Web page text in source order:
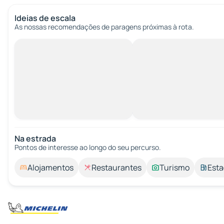
Ideias de escala
As nossas recomendações de paragens próximas à rota.
Na estrada
Pontos de interesse ao longo do seu percurso.
Alojamentos Restaurantes Turismo